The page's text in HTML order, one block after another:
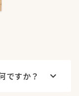
ですか？ keyboard_arrow_down